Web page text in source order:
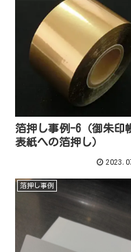
箔押し事例-6（御朱印
表紙への箔押し）
箔押し事例